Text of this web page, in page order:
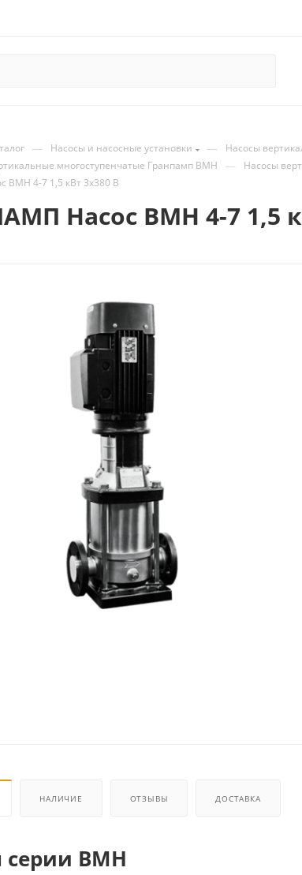
— Насосы и насосные установки — Насосы
многоступенчатые Гранпамп ВМН — Насосы
ВМН 4-7 1,5 кВт 3х380 В
Насос ВМН 4-7 1,5
НАЛИЧИЕ ОТЗЫВЫ ДОСТАВКА
серии ВМН